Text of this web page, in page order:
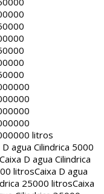
litros
D agua Cilindrica 5000
Caixa D agua Cilindrica
litrosCaixa D agua
25000 litrosCaixa